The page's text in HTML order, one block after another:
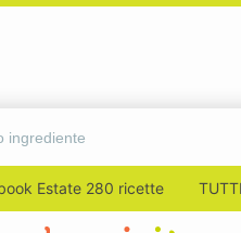
Estate 280 ricette